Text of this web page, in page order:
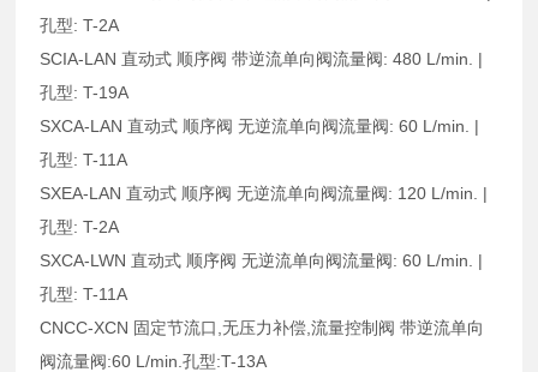
孔型: T-2A
SCIA-LAN 直动式 顺序阀 带逆流单向阀流量阀: 480 L/min. |
孔型: T-19A
SXCA-LAN 直动式 顺序阀 无逆流单向阀流量阀: 60 L/min. |
孔型: T-11A
SXEA-LAN 直动式 顺序阀 无逆流单向阀流量阀: 120 L/min. |
孔型: T-2A
SXCA-LWN 直动式 顺序阀 无逆流单向阀流量阀: 60 L/min. |
孔型: T-11A
CNCC-XCN 固定节流口,无压力补偿,流量控制阀 带逆流单向
阀流量阀:60 L/min.孔型:T-13A